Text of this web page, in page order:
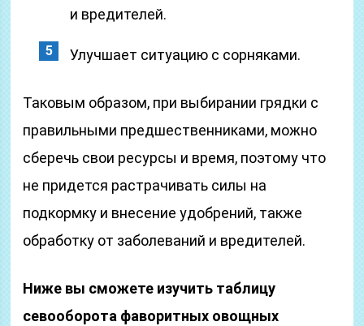
и вредителей.
Улучшает ситуацию с сорняками.
Таковым образом, при выбирании грядки с
правильными предшественниками, можно
сберечь свои ресурсы и время, поэтому что
не придется растрачивать силы на
подкормку и внесение удобрений, также
обработку от заболеваний и вредителей.
Ниже вы сможете изучить таблицу
севооборота фаворитных овощных